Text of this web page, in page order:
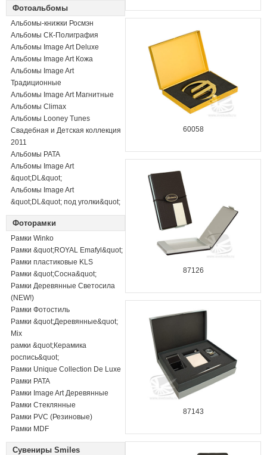
Фотоальбомы
Альбомы-книжки Росмэн
Альбомы СК-Полиграфия
Альбомы Image Art Deluxe
Альбомы Image Art Кожа
Альбомы Image Art
Традиционные
Альбомы Image Art Магнитные
Альбомы Climax
Альбомы Looney Tunes
Свадебная и Детская коллекция
2011
Альбомы PATA
Альбомы Image Art
&quot;DL&quot;
Альбомы Image Art
&quot;DL&quot; под уголки&quot;
Фоторамки
Рамки Winko
Рамки &quot;ROYAL Emafyl&quot;
Рамки пластиковые KLS
Рамки &quot;Сосна&quot;
Рамки Деревянные Светосила
(NEW!)
Рамки Фотостиль
Рамки &quot;Деревянные&quot;
Mix
рамки &quot;Керамика
роспись&quot;
Рамки Unique Collection De Luxe
Рамки PATA
Рамки Image Art Деревянные
Рамки Стеклянные
Рамки PVC (Резиновые)
Рамки MDF
Сувениры Smiles
60058
87126
87143